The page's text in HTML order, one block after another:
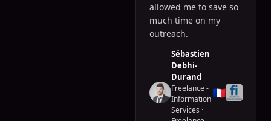
allowed me to save so
much time on my
outreach.
Sébastien
Debhi-
Durand
Freelance -
Information
Services ·
🇫🇷